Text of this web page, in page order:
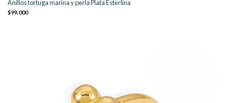
Anillos tortuga marina y perla Plata Esterlina
$99.000